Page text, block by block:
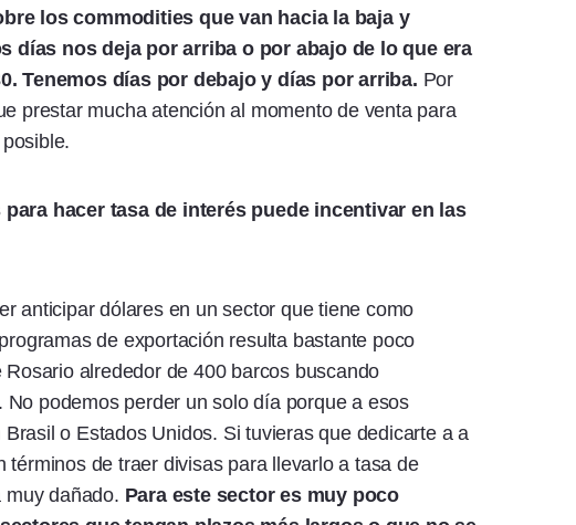
los commodities que van hacia la baja y
días nos deja por arriba o por abajo de lo que era
Tenemos días por debajo y días por arriba. Por
prestar mucha atención al momento de venta para
hacer tasa de interés puede incentivar en las
anticipar dólares en un sector que tiene como
de exportación resulta bastante poco
alrededor de 400 barcos buscando
podemos perder un solo día porque a esos
o Estados Unidos. Si tuvieras que dedicarte a a
términos de traer divisas para llevarlo a tasa de
muy dañado. Para este sector es muy poco